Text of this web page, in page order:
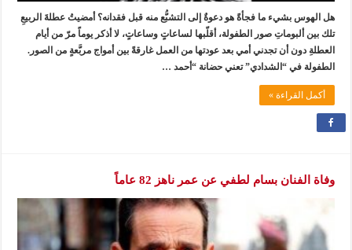
هل الهوس بشيء ما فجأةً هو دعوةٌ إلى التشبُّع منه قبل فقدانه؟ أمضيتُ عطلةَ الربيعِ
تلك بين ألبوماتِ صور الطفولة، أقلّبها لساعاتٍ وساعاتٍ، لا أذكر يوماً مرّ من أيام
العطلةِ دون أن تجدني أمي بعد عودتها من العمل غارقةً بين أمواج مربَّعةٍ من الصور.
الطفولة في “الشدادي” تعني حضانة “أحمد …
أكمل القراءة »
وفاة الفنان بسام لطفي عن عمر ناهز 82 عاماً